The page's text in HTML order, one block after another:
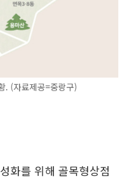
. (자료제공=중랑구)
화를 위해 골목형상점